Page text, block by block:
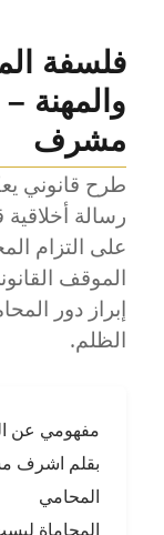
فلسفة
والمهنة
مشرف
طرح قانوني
رسالة
على التزام
الموقف
إبراز دور
الظلم.
مفهومي عن
بقلم اشرف
المحامي
المحاماة